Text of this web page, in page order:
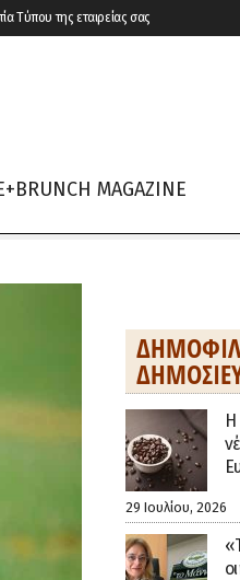
Τύπου της εταιρείας σας
MAGAZINE
29 Ιουλίου, 2026